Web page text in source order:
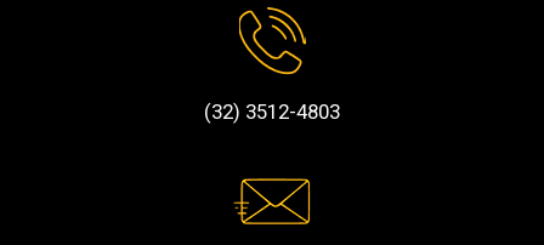
(32) 3512-4803